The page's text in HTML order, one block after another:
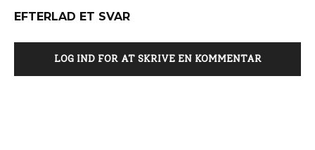
EFTERLAD ET SVAR
LOG IND FOR AT SKRIVE EN KOMMENTAR